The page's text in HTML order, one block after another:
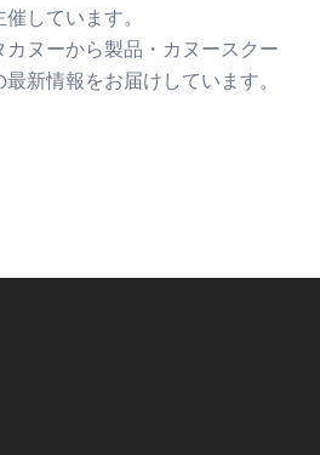
しています。
ヌーから製品・カヌースクー
新情報をお届けしています。